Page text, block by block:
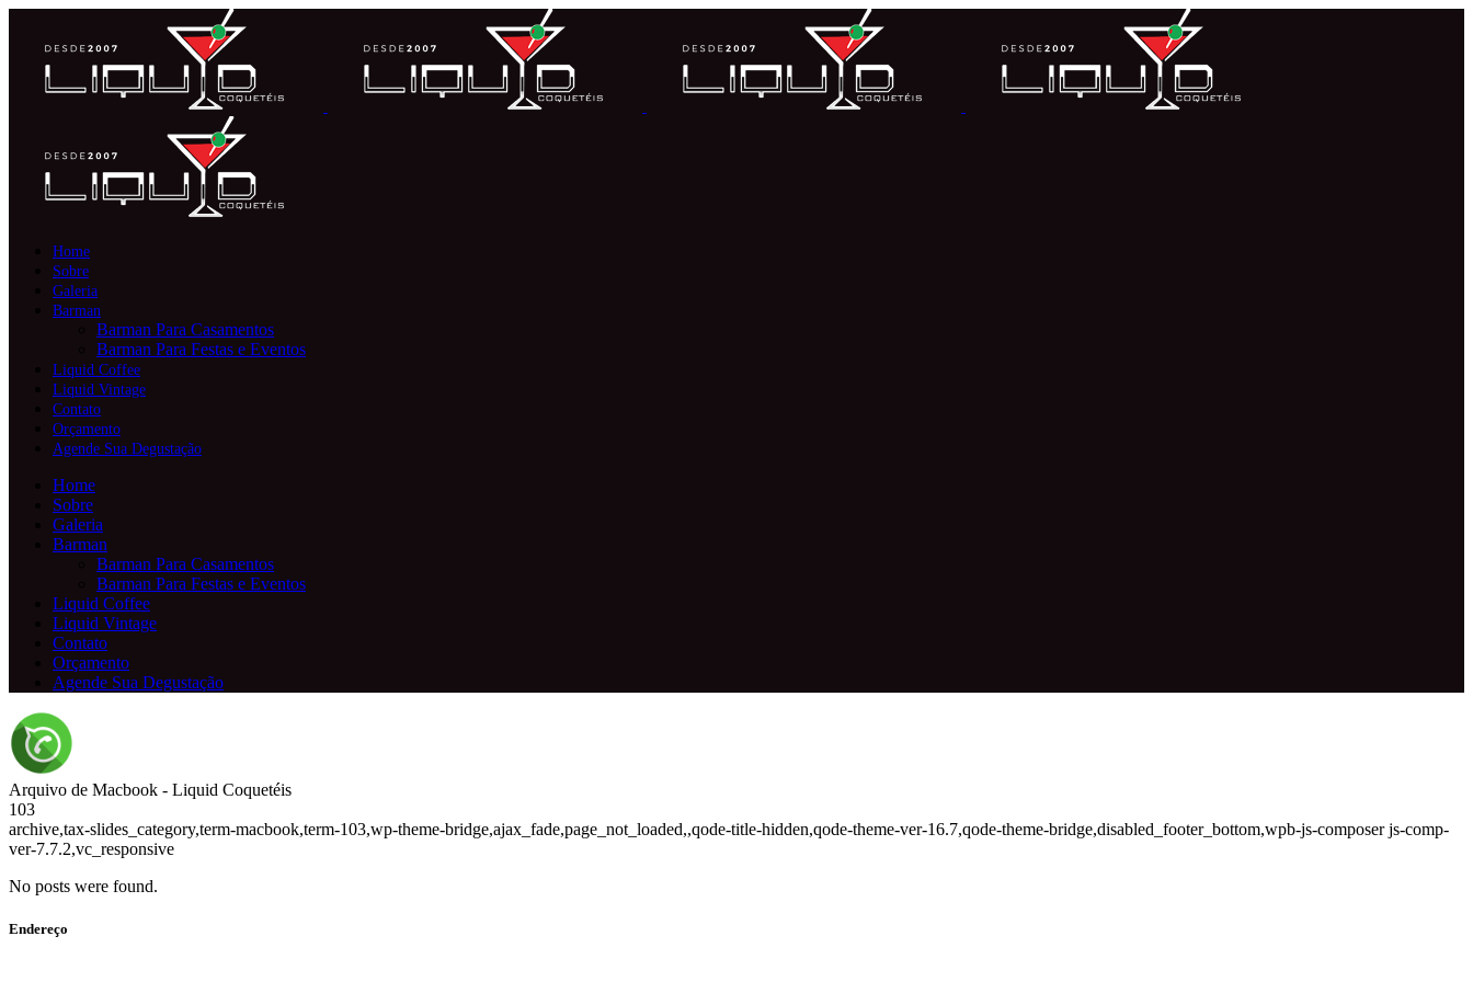
Home
Sobre
Galeria
Barman
Barman Para Casamentos
Barman Para Festas e Eventos
Liquid Coffee
Liquid Vintage
Contato
Orçamento
Agende Sua Degustação
Home
Sobre
Galeria
Barman
Barman Para Casamentos
Barman Para Festas e Eventos
Liquid Coffee
Liquid Vintage
Contato
Orçamento
Agende Sua Degustação
Arquivo de Macbook - Liquid Coquetéis
103
archive,tax-slides_category,term-macbook,term-103,wp-theme-bridge,ajax_fade,page_not_loaded,,qode-title-hidden,qode-theme-ver-16.7,qode-theme-bridge,disabled_footer_bottom,wpb-js-composer js-comp-
ver-7.7.2,vc_responsive
No posts were found.
Endereço